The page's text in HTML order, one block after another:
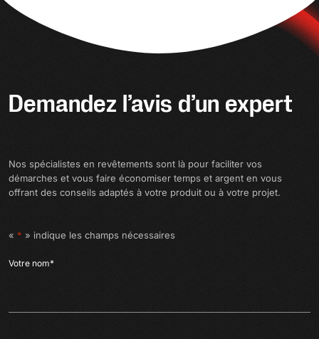
Demandez l’avis d’un expert
Nos spécialistes en revêtements sont là pour faciliter vos
démarches et vous faire économiser temps et argent en vous
offrant des conseils adaptés à votre produit ou à votre projet.
« * » indique les champs nécessaires
Votre nom*